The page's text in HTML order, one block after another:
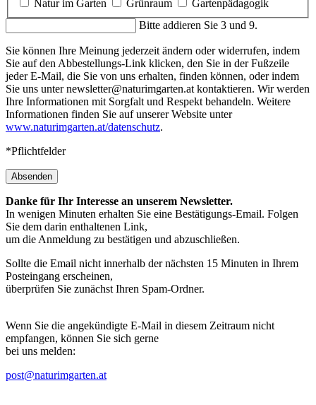
Natur im Garten
Grünraum
Gartenpädagogik
Bitte addieren Sie 3 und 9.
Sie können Ihre Meinung jederzeit ändern oder widerrufen, indem
Sie auf den Abbestellungs-Link klicken, den Sie in der Fußzeile
jeder E-Mail, die Sie von uns erhalten, finden können, oder indem
Sie uns unter newsletter@naturimgarten.at kontaktieren. Wir werden
Ihre Informationen mit Sorgfalt und Respekt behandeln. Weitere
Informationen finden Sie auf unserer Website unter
www.naturimgarten.at/datenschutz.
*Pflichtfelder
Absenden
Danke für Ihr Interesse an unserem Newsletter.
In wenigen Minuten erhalten Sie eine Bestätigungs-Email. Folgen
Sie dem darin enthaltenen Link,
um die Anmeldung zu bestätigen und abzuschließen.
Sollte die Email nicht innerhalb der nächsten 15 Minuten in Ihrem
Posteingang erscheinen,
überprüfen Sie zunächst Ihren Spam-Ordner.
Wenn Sie die angekündigte E-Mail in diesem Zeitraum nicht
empfangen, können Sie sich gerne
bei uns melden:
post@naturimgarten.at